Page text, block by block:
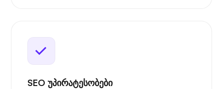
SEO უპირატესობები